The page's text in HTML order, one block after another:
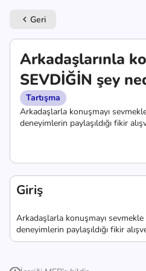
keyboard_arrow_left Geri
Arkadaşlarınla
SEVDİĞİN şey
Tartışma
Arkadaşlarla konuşmayı
deneyimlerin paylaşıldığı fikir
Giriş
Arkadaşlarla konuşmayı
deneyimlerin paylaşıldığı fikir